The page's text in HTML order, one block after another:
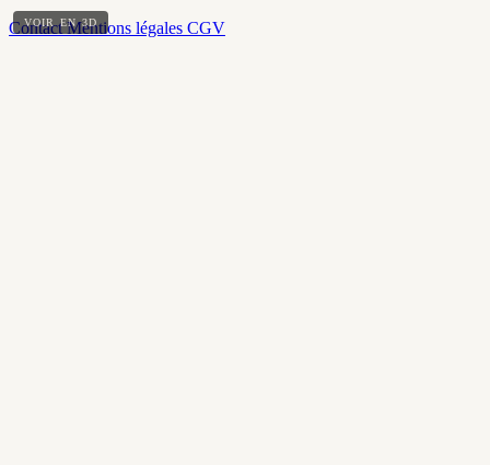
VOIR EN 3D
ContactMentions légales CGV